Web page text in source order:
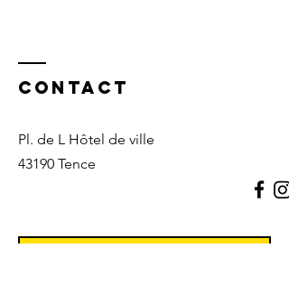
Contact
Pl. de L Hôtel de ville
43190 Tence